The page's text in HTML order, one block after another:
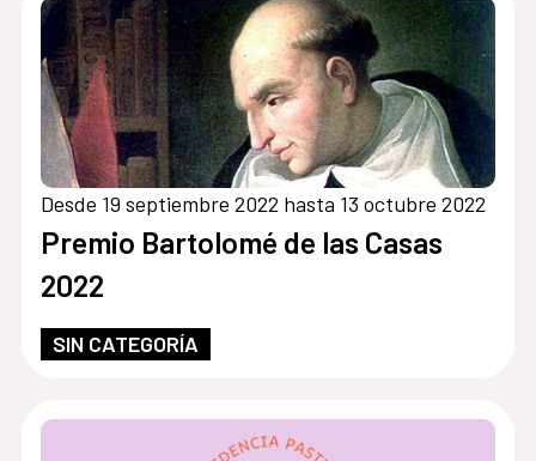
Desde 19 septiembre 2022 hasta 13 octubre 2022
Premio Bartolomé de las Casas
2022
SIN CATEGORÍA